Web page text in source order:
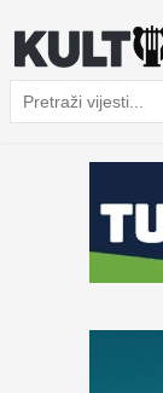
Pretraga